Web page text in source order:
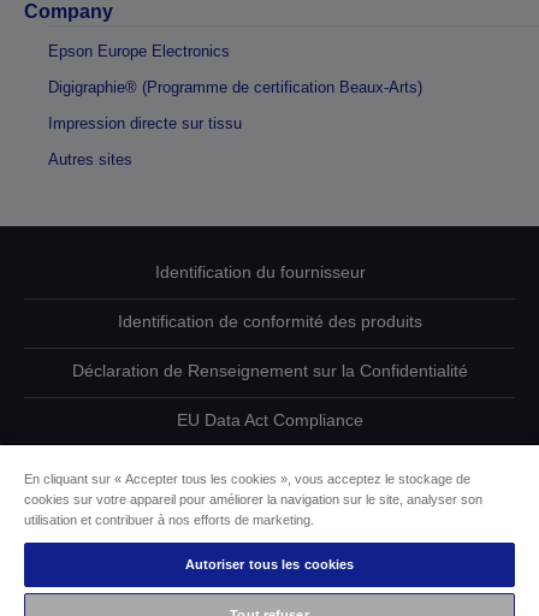
Company
Epson Europe Electronics
Digigraphie® (Programme de certification Beaux-Arts)
Impression directe sur tissu
Autres sites
Identification du fournisseur
Identification de conformité des produits
Déclaration de Renseignement sur la Confidentialité
EU Data Act Compliance
Informations sur les cookies
L’engagement d’Epson pour l’accessibilité
En cliquant sur « Accepter tous les cookies », vous acceptez le stockage de
cookies sur votre appareil pour améliorer la navigation sur le site, analyser son
utilisation et contribuer à nos efforts de marketing.
Autoriser tous les cookies